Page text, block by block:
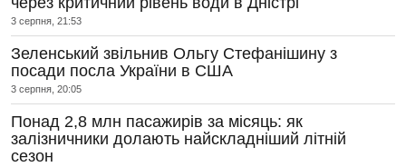
3 серпня, 21:53
Зеленський звільнив Ольгу Стефанішину з
посади посла України в США
3 серпня, 20:05
Понад 2,8 млн пасажирів за місяць: як
залізничники долають найскладніший літній
сезон